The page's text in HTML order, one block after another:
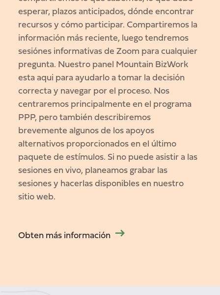
esperar, plazos anticipados, dónde encontrar
recursos y cómo participar. Compartiremos la
información más reciente, luego tendremos
sesiónes informativas de Zoom para cualquier
pregunta. Nuestro panel Mountain BizWork
esta aqui para ayudarlo a tomar la decisión
correcta y navegar por el proceso. Nos
centraremos principalmente en el programa
PPP, pero también describiremos
brevemente algunos de los apoyos
alternativos proporcionados en el último
paquete de estímulos. Si no puede asistir a las
sesiones en vivo, planeamos grabar las
sesiones y hacerlas disponibles en nuestro
sitio web.
Obten más información